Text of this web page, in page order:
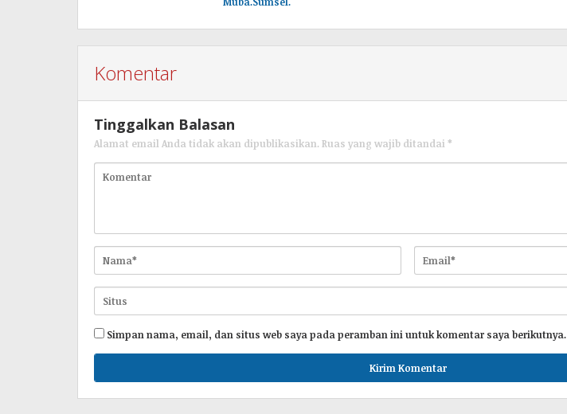
Komentar
Tinggalkan Balasan
Alamat email Anda tidak akan dipublikasikan. Ruas yang wajib ditandai *
Simpan nama, email, dan situs web saya pada peramban ini untuk komentar saya berikutnya.